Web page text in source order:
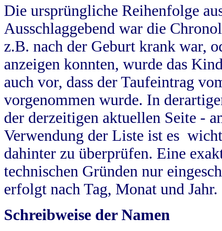
Die ursprüngliche Reihenfolge
Ausschlaggebend war die
z.B. nach der Geburt krank war,
anzeigen konnten, wurde das
auch vor, dass der Taufeintrag
vorgenommen wurde. In
der derzeitigen aktuellen Seite -
Verwendung der Liste ist es
dahinter zu überprüfen. Eine
technischen Gründen nur
erfolgt nach Tag, Monat und Jahr.
Schreibweise der Namen